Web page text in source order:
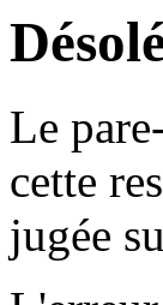
Le
cette
jugée